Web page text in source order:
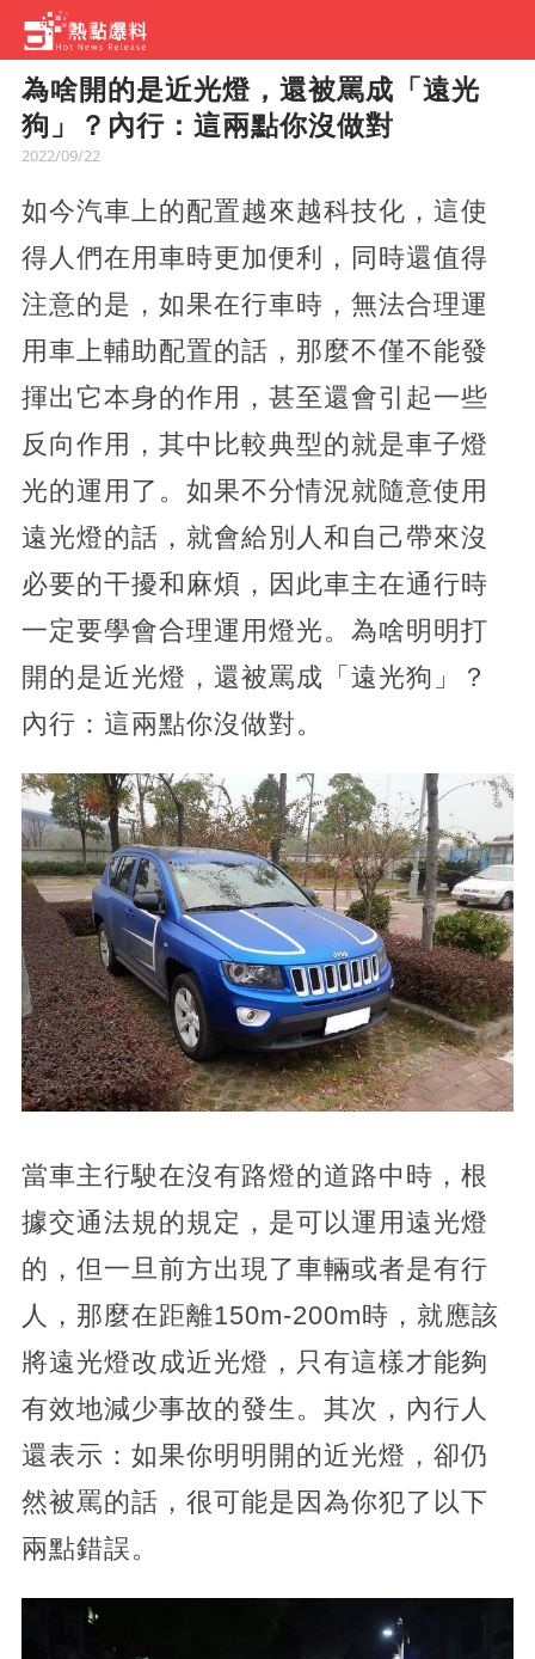
為啥開的是近光燈，還被罵成「遠光
狗」？內行：這兩點你沒做對
2022/09/22
如今汽車上的配置越來越科技化，這使
得人們在用車時更加便利，同時還值得
注意的是，如果在行車時，無法合理運
用車上輔助配置的話，那麼不僅不能發
揮出它本身的作用，甚至還會引起一些
反向作用，其中比較典型的就是車子燈
光的運用了。如果不分情況就隨意使用
遠光燈的話，就會給別人和自己帶來沒
必要的干擾和麻煩，因此車主在通行時
一定要學會合理運用燈光。為啥明明打
開的是近光燈，還被罵成「遠光狗」？
內行：這兩點你沒做對。
當車主行駛在沒有路燈的道路中時，根
據交通法規的規定，是可以運用遠光燈
的，但一旦前方出現了車輛或者是有行
人，那麼在距離150m-200m時，就應該
將遠光燈改成近光燈，只有這樣才能夠
有效地減少事故的發生。其次，內行人
還表示：如果你明明開的近光燈，卻仍
然被罵的話，很可能是因為你犯了以下
兩點錯誤。